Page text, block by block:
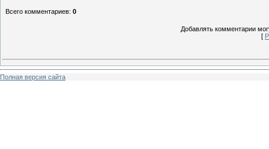
Всего комментариев: 0
Добавлять комментарии
[
Полная версия сайта